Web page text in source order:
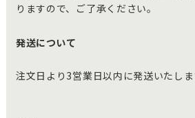
りますので、ご了承ください。
発送について
注文日より3営業日以内に発送いたしま